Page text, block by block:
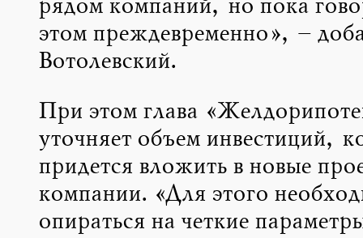
рядом компаний, но пока
этом преждевременно», –
Вотолевский.
При этом глава
уточняет объем инвестиций,
придется вложить в новые
компании. «Для этого
опираться на четкие